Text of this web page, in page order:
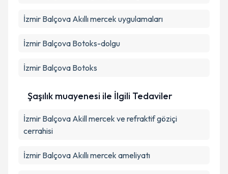
İzmir Balçova Akıllı mercek uygulamaları
İzmir Balçova Botoks-dolgu
İzmir Balçova Botoks
Şaşılık muayenesi ile İlgili Tedaviler
İzmir Balçova Akill mercek ve refraktif göziçi
cerrahisi
İzmir Balçova Akıllı mercek ameliyatı